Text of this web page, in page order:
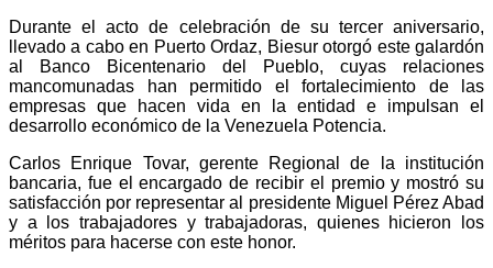
Durante el acto de celebración de su tercer aniversario,
llevado a cabo en Puerto Ordaz, Biesur otorgó este galardón
al Banco Bicentenario del Pueblo, cuyas relaciones
mancomunadas han permitido el fortalecimiento de las
empresas que hacen vida en la entidad e impulsan el
desarrollo económico de la Venezuela Potencia.
Carlos Enrique Tovar, gerente Regional de la institución
bancaria, fue el encargado de recibir el premio y mostró su
satisfacción por representar al presidente Miguel Pérez Abad
y a los trabajadores y trabajadoras, quienes hicieron los
méritos para hacerse con este honor.